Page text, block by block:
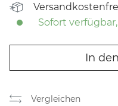
Sofort
In
Vergleichen